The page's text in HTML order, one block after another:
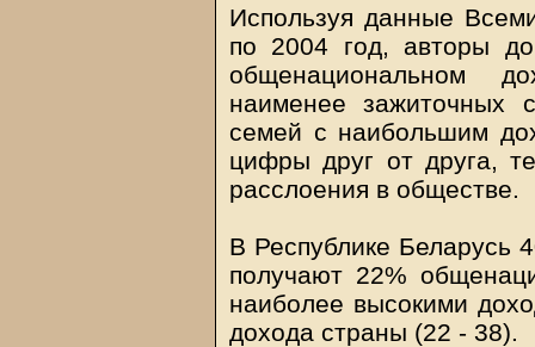
Используя данные
по 2004 год, авторы
общенациональном
наименее зажиточных
семей с наибольшим
цифры друг от друга,
расслоения в обществе.
В Республике Беларусь
получают 22%
наиболее высокими
дохода страны (22 - 38).